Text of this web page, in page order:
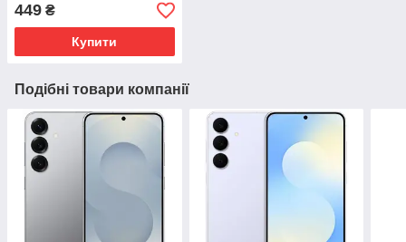
449 ₴
Купити
Подібні товари компанії